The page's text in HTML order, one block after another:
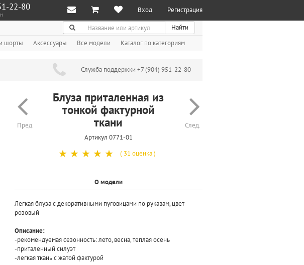
Вход Регистрация
Поиск
Найти
шорты Аксессуары Все модели Каталог по категориям
Служба поддержки +7 (904) 951-22-80
Пред.
Блуза приталенная из
тонкой фактурной
ткани
Артикул 0771-01
След.
☆
☆
☆
☆
☆ ( 31 оценка )
О модели
Легкая блуза с декоративными пуговицами по рукавам, цвет
розовый
Описание:
-рекомендуемая сезонность: лето, весна, теплая осень
-приталенный силуэт
-легкая ткань с жатой фактурой